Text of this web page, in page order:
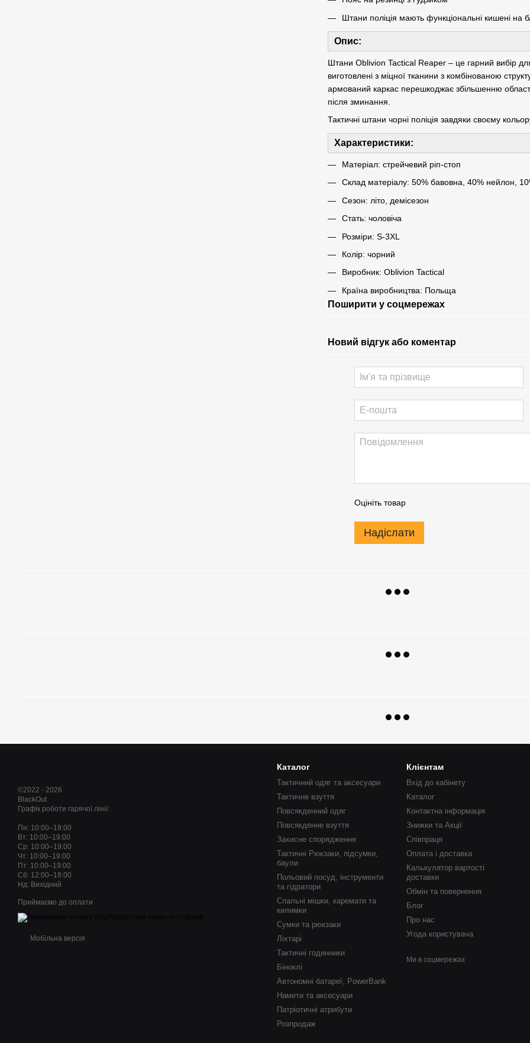
Штани поліція мають функціональні кишені на
Опис:
Штани Oblivion Tactical Reaper – це гарний вибір
виготовлені з міцної тканини з комбінованою
армований каркас перешкоджає збільшенню
після зминання.
Тактичні штани чорні поліція завдяки своєму
Характеристики:
Матеріал: стрейчевий ріп-стоп
Склад матеріалу: 50% бавовна, 40% нейлон,
Сезон: літо, демісезон
Стать: чоловіча
Розміри: S-3XL
Колір: чорний
Виробник: Oblivion Tactical
Країна виробництва: Польща
Поширити у соцмережах
Новий відгук або коментар
Оцініть товар
Надіслати
©2022 - 2026
BlackOut
Графік роботи гарячої лінії:
Пн: 10:00–19:00
Вт: 10:00–19:00
Ср: 10:00–19:00
Чт: 10:00–19:00
Пт: 10:00–19:00
Сб: 12:00–18:00
Нд: Вихідний
Приймаємо до оплати
Мобільна версія
Каталог
Тактичний одяг та аксесуари
Тактичне взуття
Повсякденний одяг
Повсякденне взуття
Захисне спорядження
Тактичні Рюкзаки, підсумки,
баули
Польовий посуд, інструменти
та гідратори
Спальні мішки, каремати та
килимки
Сумки та рюкзаки
Ліхтарі
Тактичні годинники
Біноклі
Автономні батареї, PowerBank
Намети та аксесуари
Патріотичні атрибути
Розпродаж
Клієнтам
Вхід до кабінету
Каталог
Контактна інформація
Знижки та Акції
Співпраця
Оплата і доставка
Калькулятор вартості
доставки
Обмін та повернення
Блог
Про нас
Угода користувача
Ми в соцмережах